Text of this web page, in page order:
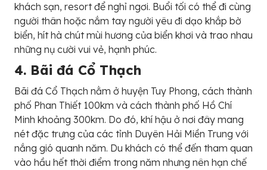
khách sạn, resort để nghỉ ngơi. Buổi tối có thể đi cùng
người thân hoặc nắm tay người yêu đi dạo khắp bờ
biển, hít hà chút mùi hương của biển khơi và trao nhau
những nụ cười vui vẻ, hạnh phúc.
4. Bãi đá Cổ Thạch
Bãi đá Cổ Thạch nằm ở huyện Tuy Phong, cách thành
phố Phan Thiết 100km và cách thành phố Hồ Chí
Minh khoảng 300km. Do đó, khí hậu ở nơi đây mang
nét đặc trưng của các tỉnh Duyên Hải Miền Trung với
nắng gió quanh năm. Du khách có thể đến tham quan
vào hầu hết thời điểm trong năm nhưng nên hạn chế